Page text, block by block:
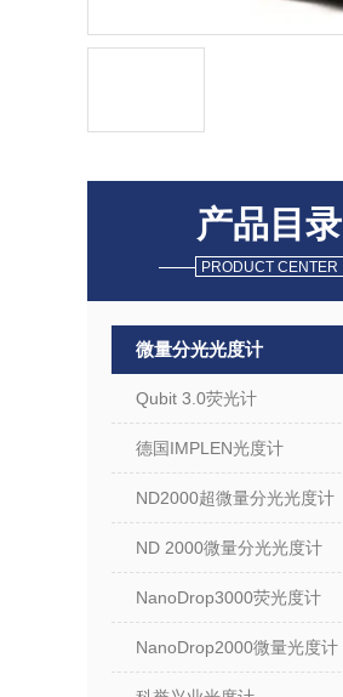
产品目录
PRODUCT CENTER
微量分光光度计
Qubit 3.0荧光计
德国IMPLEN光度计
ND2000超微量分光光度计
ND 2000微量分光光度计
NanoDrop3000荧光度计
NanoDrop2000微量光度计